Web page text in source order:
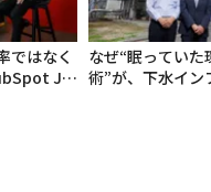
ではなく
Ja
なぜ“眠っていた
術”が、下水イン